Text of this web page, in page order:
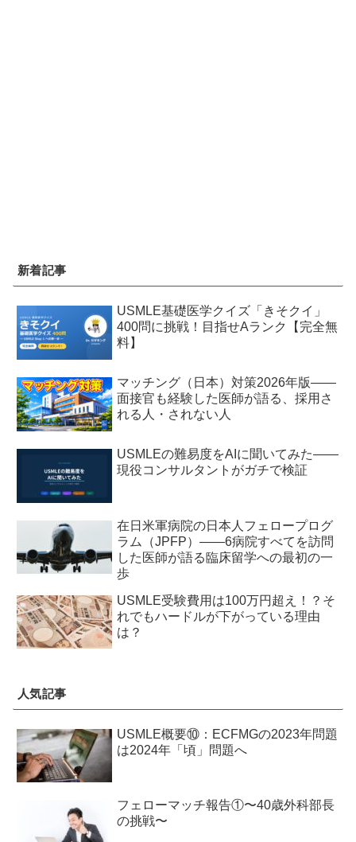
新着記事
USMLE基礎医学クイズ「きそクイ」
400問に挑戦！目指せAランク【完全無
料】
マッチング（日本）対策2026年版——
面接官も経験した医師が語る、採用さ
れる人・されない人
USMLEの難易度をAIに聞いてみた——
現役コンサルタントがガチで検証
在日米軍病院の日本人フェロープログ
ラム（JPFP）——6病院すべてを訪問
した医師が語る臨床留学への最初の一
歩
USMLE受験費用は100万円超え！？そ
れでもハードルが下がっている理由
は？
人気記事
USMLE概要⑩：ECFMGの2023年問題
は2024年「頃」問題へ
フェローマッチ報告①〜40歳外科部長
の挑戦〜